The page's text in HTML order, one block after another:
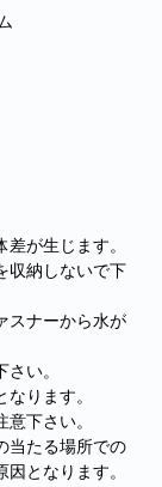
が生じます。
収納しないで下
スナーから水が
い。
ります。
下さい。
当たる場所での
となります。